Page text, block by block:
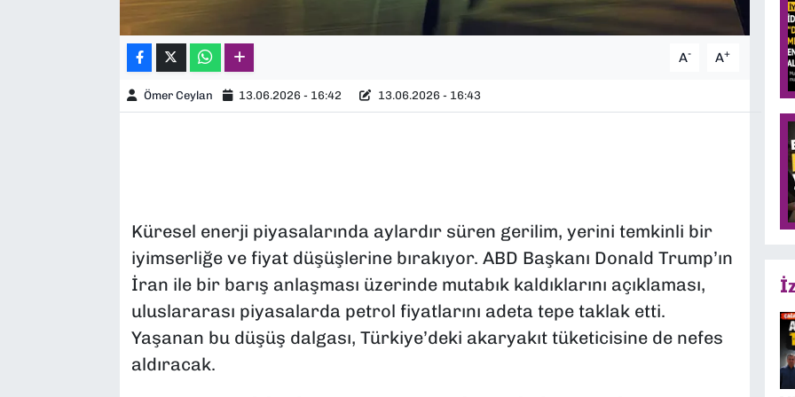
A- A+
Ömer Ceylan 13.06.2026 - 16:42 13.06.2026 - 16:43
Küresel enerji piyasalarında aylardır süren gerilim, yerini temkinli bir
iyimserliğe ve fiyat düşüşlerine bırakıyor. ABD Başkanı Donald Trump’ın
İran ile bir barış anlaşması üzerinde mutabık kaldıklarını açıklaması,
uluslararası piyasalarda petrol fiyatlarını adeta tepe taklak etti.
Yaşanan bu düşüş dalgası, Türkiye’deki akaryakıt tüketicisine de nefes
aldıracak.